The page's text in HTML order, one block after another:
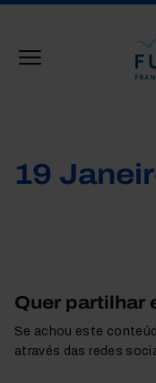
19
Quer partilhar
Se achou este
através das redes